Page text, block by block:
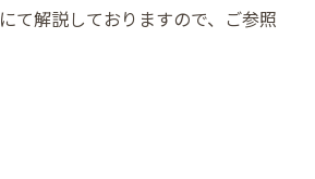
にて解説しておりますので、ご参照